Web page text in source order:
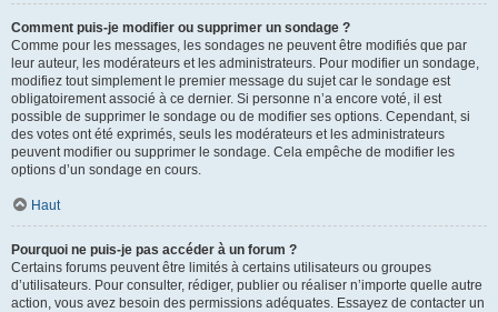
Comment puis-je modifier ou supprimer un sondage ?
Comme pour les messages, les sondages ne peuvent être modifiés que par
leur auteur, les modérateurs et les administrateurs. Pour modifier un sondage,
modifiez tout simplement le premier message du sujet car le sondage est
obligatoirement associé à ce dernier. Si personne n’a encore voté, il est
possible de supprimer le sondage ou de modifier ses options. Cependant, si
des votes ont été exprimés, seuls les modérateurs et les administrateurs
peuvent modifier ou supprimer le sondage. Cela empêche de modifier les
options d’un sondage en cours.
Haut
Pourquoi ne puis-je pas accéder à un forum ?
Certains forums peuvent être limités à certains utilisateurs ou groupes
d’utilisateurs. Pour consulter, rédiger, publier ou réaliser n’importe quelle autre
action, vous avez besoin des permissions adéquates. Essayez de contacter un